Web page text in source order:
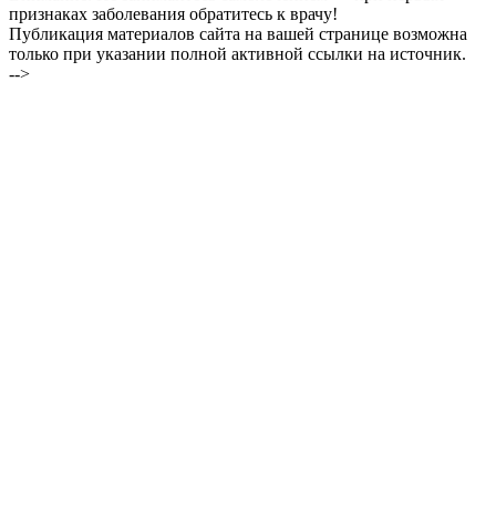
признаках заболевания обратитесь к врачу!
Публикация материалов сайта на вашей странице возможна
только при указании полной активной ссылки на источник.
-->